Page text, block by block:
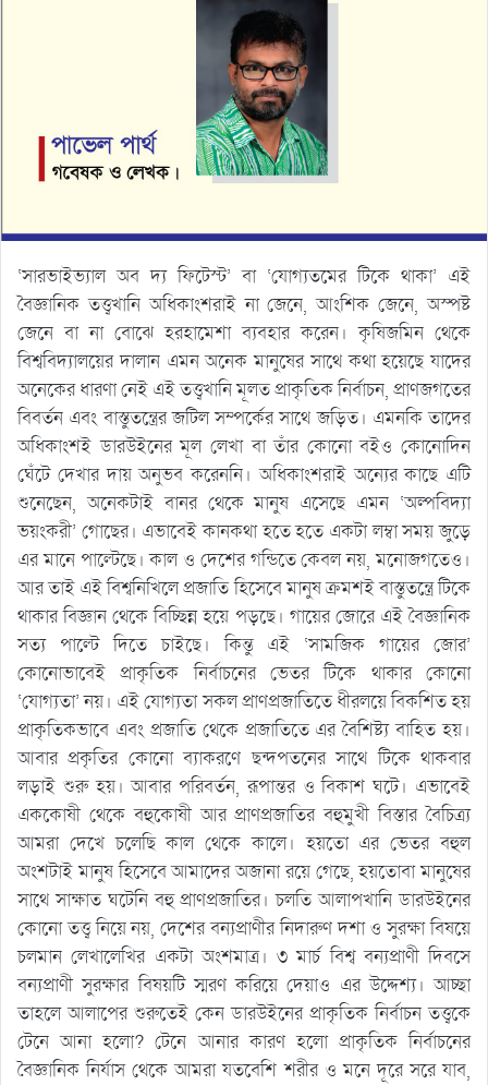
‘সারভাইভ্যাল অব দ্য ফিটেস্ট’ বা ‘যোগ্যতমের টিকে থাকা’ এই
বৈজ্ঞানিক তত্ত্বখানি অধিকাংশরাই না জেনে, আংশিক জেনে, অস্পষ্ট
জেনে বা না বোঝে হরহামেশা ব্যবহার করেন। কৃষিজমিন থেকে
বিশ্ববিদ্যালয়ের দালান এমন অনেক মানুষের সাথে কথা হয়েছে যাদের
অনেকের ধারণা নেই এই তত্ত্বখানি মূলত প্রাকৃতিক নির্বাচন, প্রাণজগতের
বিবর্তন এবং বাস্তুতন্ত্রের জটিল সম্পর্কের সাথে জড়িত। এমনকি তাদের
অধিকাংশই ডারউইনের মূল লেখা বা তাঁর কোনো বইও কোনোদিন
ঘেঁেট দেখার দায় অনুভব করেননি। অধিকাংশরাই অন্যের কাছে এটি
শুনেছেন, অনেকটাই বানর থেকে মানুষ এসেছে এমন ‘অল্পবিদ্যা
ভয়ংকরী’ গোছের। এভাবেই কানকথা হতে হতে একটা লম্বা সময় জুড়ে
এর মানে পাল্টেছে। কাল ও দেশের গন্ডিতে কেবল নয়, মনোজগতেও।
আর তাই এই বিশ্বনিখিলে প্রজাতি হিসেবে মানুষ ক্রমশই বাস্তুতন্ত্রে টিকে
থাকার বিজ্ঞান থেকে বিচ্ছিন্ন হয়ে পড়ছে। গায়ের জোরে এই বৈজ্ঞানিক
সত্য পাল্টে দিতে চাইছে। কিন্তু এই ‘সামজিক গায়ের জোর’
কোনোভাবেই প্রাকৃতিক নির্বাচনের ভেতর টিকে থাকার কোনো
‘যোগ্যতা’ নয়। এই যোগ্যতা সকল প্রাণপ্রজাতিতে ধীরলয়ে বিকশিত হয়
প্রাকৃতিকভাবে এবং প্রজাতি থেকে প্রজাতিতে এর বৈশিষ্ট্য বাহিত হয়।
আবার প্রকৃতির কোনো ব্যাকরণে ছন্দপতনের সাথে টিকে থাকবার
লড়াই শুরু হয়। আবার পরিবর্তন, রূপান্তর ও বিকাশ ঘটে। এভাবেই
এককোষী থেকে বহুকোষী আর প্রাণপ্রজাতির বহুমুখী বিস্তার বৈচিত্র্য
আমরা দেখে চলেছি কাল থেকে কালে। হয়তো এর ভেতর বহুল
অংশটাই মানুষ হিসেবে আমাদের অজানা রয়ে গেছে, হয়তোবা মানুষের
সাথে সাক্ষাত ঘটেনি বহু প্রাণপ্রজাতির। চলতি আলাপখানি ডারউইনের
কোনো তত্ত্ব নিয়ে নয়, দেশের বন্যপ্রাণীর নিদারুণ দশা ও সুরক্ষা বিষয়ে
চলমান লেখালেখির একটা অংশমাত্র। ৩ মার্চ বিশ্ব বন্যপ্রাণী দিবসে
বন্যপ্রাণী সুরক্ষার বিষয়টি স্মরণ করিয়ে দেয়াও এর উদ্দেশ্য। আচ্ছা
তাহলে আলাপের শুরুতেই কেন ডারউইনের প্রাকৃতিক নির্বাচন তত্ত্বকে
টেনে আনা হলো? টেনে আনার কারণ হলো প্রাকৃতিক নির্বাচনের
বৈজ্ঞানিক নির্যাস থেকে আমরা যতবেশি শরীর ও মনে দূরে সরে যাব,